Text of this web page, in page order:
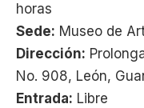
horas
Sede: Museo de
Dirección:
No. 908, León,
Entrada: Libre